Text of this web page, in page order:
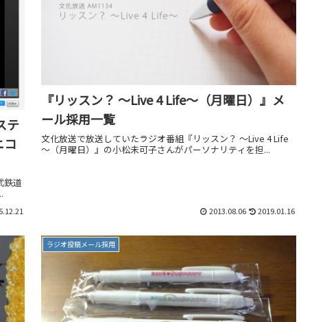
テ
コ
鉄道
『リッスン？ ～Live 4 Life～（月曜日）』メ
ール採用一覧
文化放送で放送していたラジオ番組『リッスン？ ～Live 4 Life
～（月曜日）』の小松未可子さんがパーソナリティを担...
2013.08.06 2019.01.16
ラジオ投稿メール採用